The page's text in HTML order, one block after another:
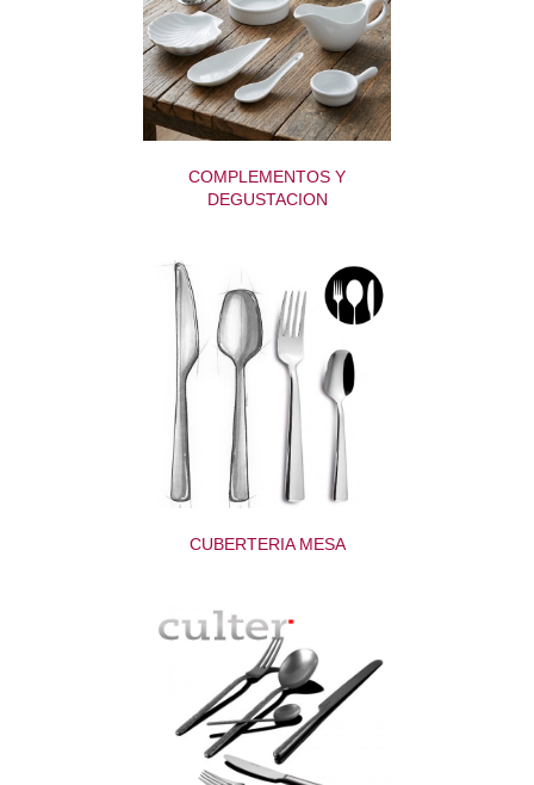
COMPLEMENTOS Y
DEGUSTACION
CUBERTERIA MESA